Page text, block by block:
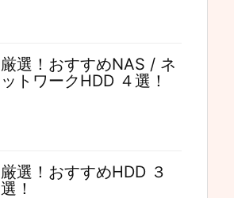
厳選！おすすめNAS / ネ
ットワークHDD ４選！
厳選！おすすめHDD ３
選！